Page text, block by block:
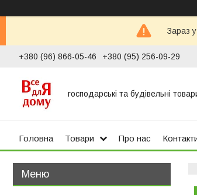
Зараз
+380 (96) 866-05-46 +380 (95) 256-09-29
господарські та будівельні
Головна Товари Про нас